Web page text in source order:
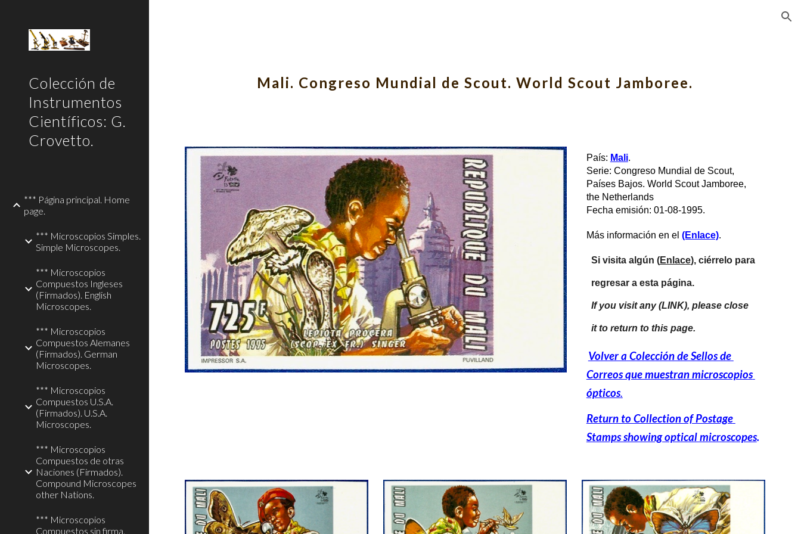
Colección de
Instrumentos
Científicos: G.
Crovetto.
*** Página principal. Home
page.
*** Microscopios Simples.
Simple Microscopes.
*** Microscopios
Compuestos Ingleses
(Firmados). English
Microscopes.
*** Microscopios
Compuestos Alemanes
(Firmados). German
Microscopes.
*** Microscopios
Compuestos U.S.A.
(Firmados). U.S.A.
Microscopes.
*** Microscopios
Compuestos de otras
Naciones (Firmados).
Compound Microscopes
other Nations.
*** Microscopios
Compuestos sin firma.
Mali. Congreso Mundial de Scout. World Scout Jamboree.
País: Mali.
Serie: Congreso Mundial de Scout,
Países Bajos. World Scout Jamboree,
the Netherlands
Fecha emisión: 01-08-1995.
Más información en el (Enlace).
Si visita algún (Enlace), ciérrelo para
regresar a esta página.
If you visit any (LINK), please close
it to return to this page.
Volver a Colección de Sellos de
Correos que muestran microscopios
ópticos.
Return to Collection of Postage
Stamps showing optical microscopes.